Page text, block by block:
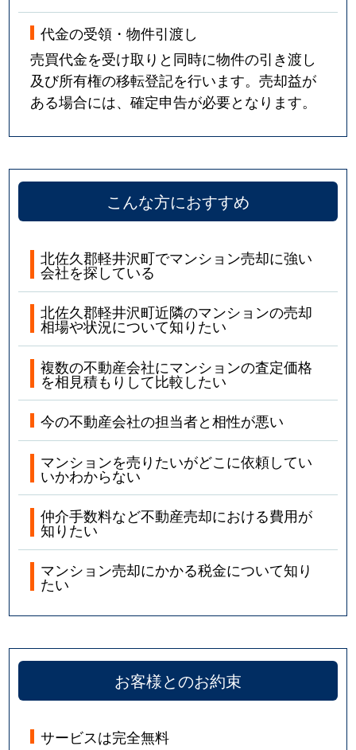
代金の受領・物件引渡し
売買代金を受け取りと同時に物件の引き渡し
及び所有権の移転登記を行います。売却益が
ある場合には、確定申告が必要となります。
こんな方におすすめ
北佐久郡軽井沢町でマンション売却に強い
会社を探している
北佐久郡軽井沢町近隣のマンションの売却
相場や状況について知りたい
複数の不動産会社にマンションの査定価格
を相見積もりして比較したい
今の不動産会社の担当者と相性が悪い
マンションを売りたいがどこに依頼してい
いかわからない
仲介手数料など不動産売却における費用が
知りたい
マンション売却にかかる税金について知り
たい
お客様とのお約束
サービスは完全無料